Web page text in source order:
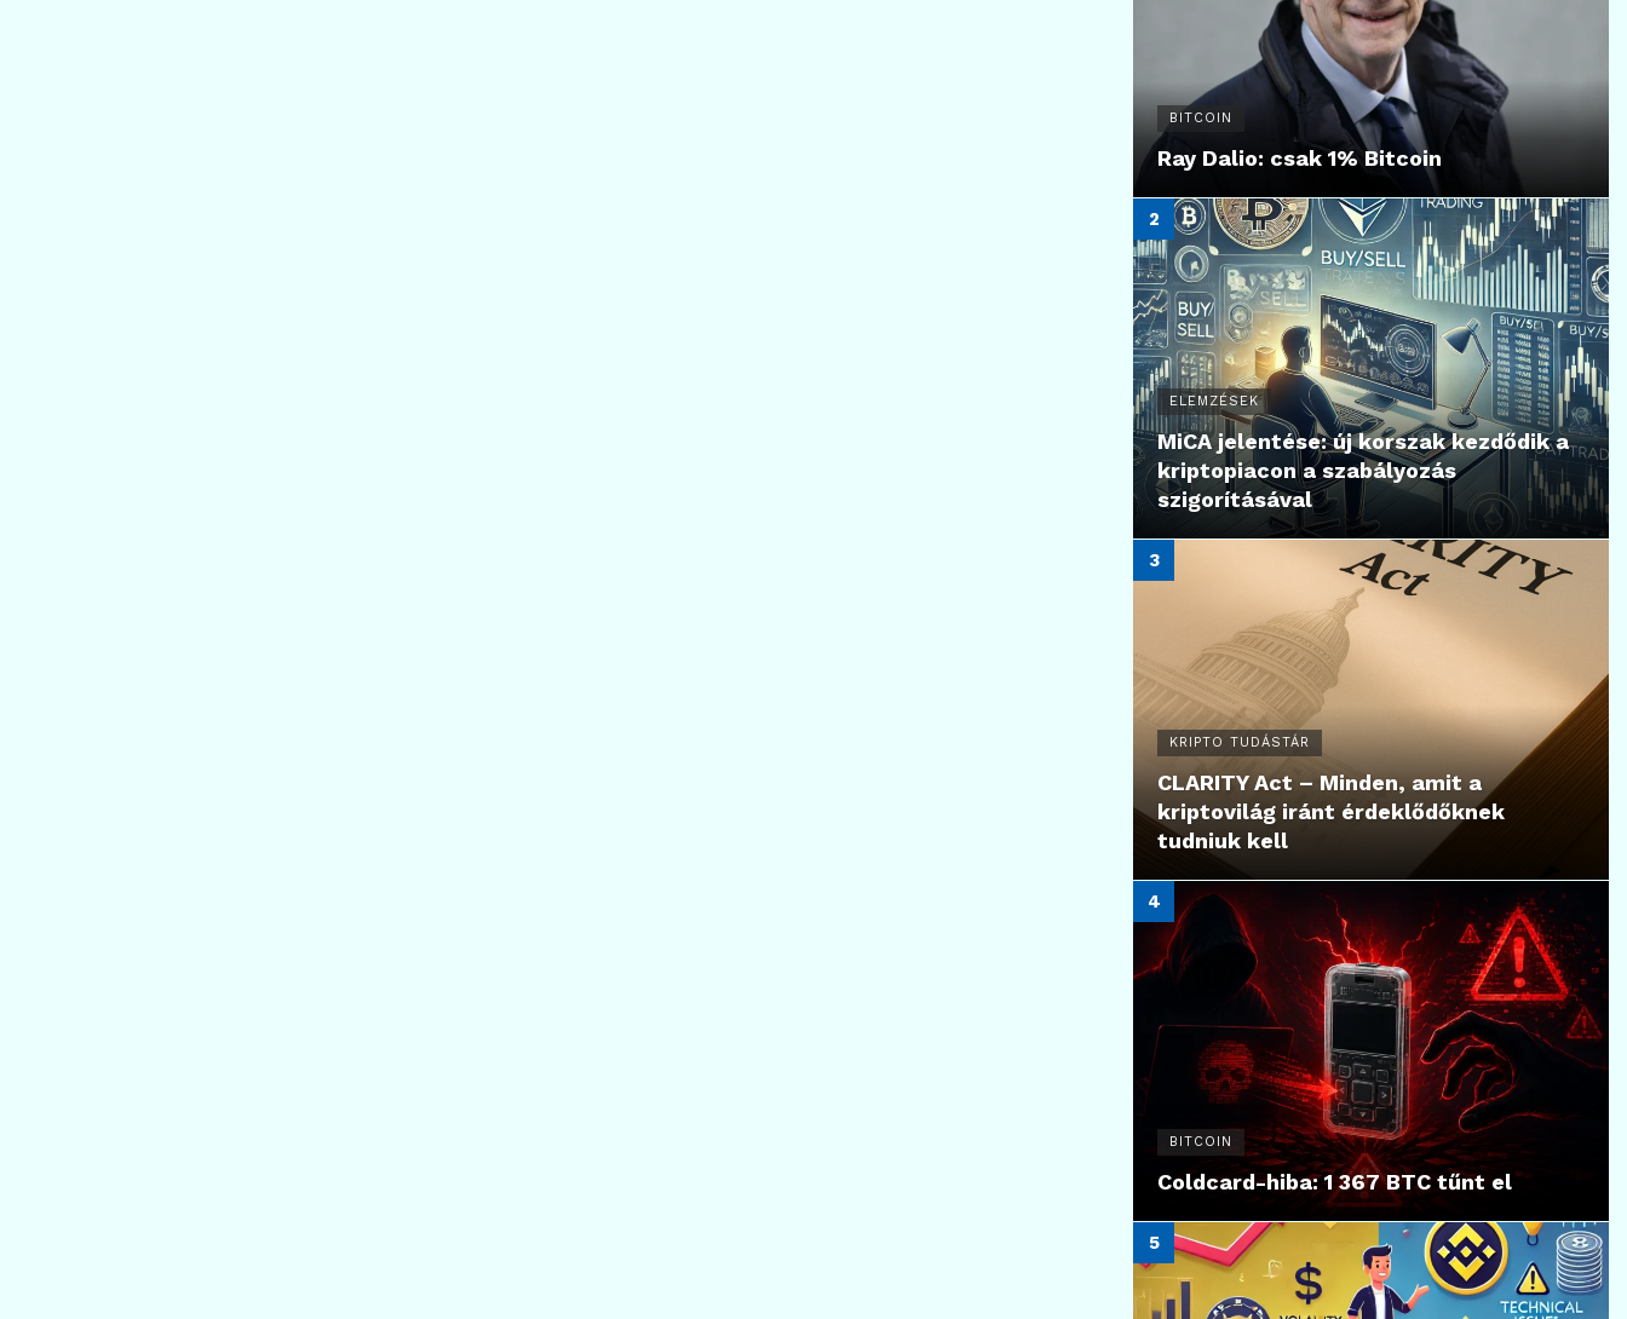
BITCOIN
Ray Dalio: csak 1% Bitcoin
ELEMZÉSEK
MiCA jelentése: új korszak kezdődik a
kriptopiacon a szabályozás
szigorításával
KRIPTO TUDÁSTÁR
CLARITY Act – Minden, amit a
kriptovilág iránt érdeklődőknek
tudniuk kell
BITCOIN
Coldcard-hiba: 1 367 BTC tűnt el